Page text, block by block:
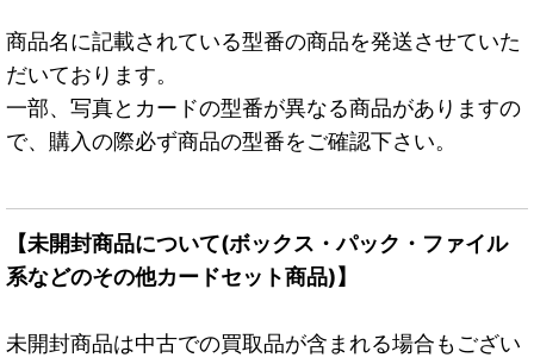
商品名に記載されている型番の商品を発送させていた
だいております。
一部、写真とカードの型番が異なる商品がありますの
で、購入の際必ず商品の型番をご確認下さい。
【未開封商品について(ボックス・パック・ファイル
系などのその他カードセット商品)】
未開封商品は中古での買取品が含まれる場合もござい